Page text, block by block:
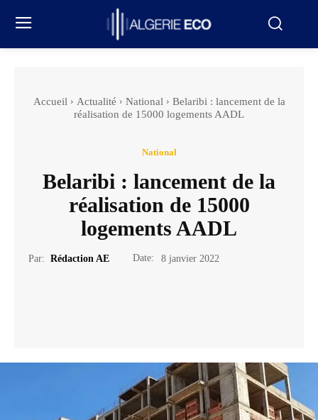
Accueil Actualité National
Belaribi : lancement de la
réalisation de 15000 logements AADL
National
Belaribi : lancement de la
réalisation de 15000
logements AADL
Par: Rédaction AE Date: 8 janvier 2022